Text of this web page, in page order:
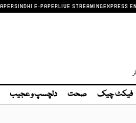
SINDHI E-PAPERLIVE STREAMINGEXPRESS
فیکٹ چیک صحت دلچسپ و عجیب